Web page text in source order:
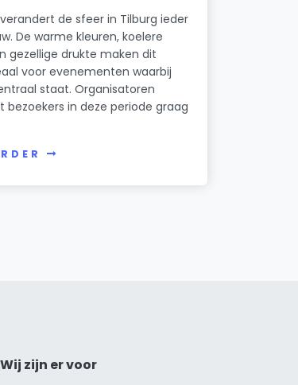
de sfeer in Tilburg ieder
De warme kleuren, koelere
gezellige drukte maken dit
voor evenementen waarbij
staat. Organisatoren
bezoekers in deze periode graag
Wij zijn er voor